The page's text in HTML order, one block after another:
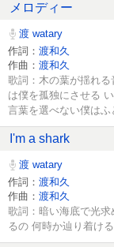
メロディー
渡 watary
作詞： 渡和久
作曲： 渡和久
歌詞：木の葉が揺れ
は僕を孤独にさせる
言葉を選べない僕はふ
I'm a shark
渡 watary
作詞： 渡和久
作曲： 渡和久
歌詞：暗い海底で光
るの 何時か辿り着ける